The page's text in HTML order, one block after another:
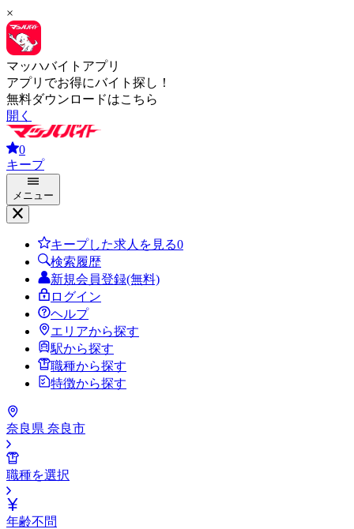
×
マッハバイトアプリ
アプリでお得にバイト探し！
無料ダウンロードはこちら
開く
0
キープ
メニュー
キープした求人を見る0
検索履歴
新規会員登録(無料)
ログイン
ヘルプ
エリアから探す
駅から探す
職種から探す
特徴から探す
奈良県 奈良市
職種を選択
年齢不問